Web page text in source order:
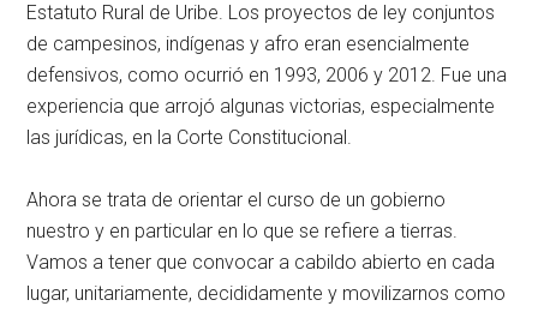
Estatuto Rural de Uribe. Los proyectos de ley conjuntos
de campesinos, indígenas y afro eran esencialmente
defensivos, como ocurrió en 1993, 2006 y 2012. Fue una
experiencia que arrojó algunas victorias, especialmente
las jurídicas, en la Corte Constitucional.
Ahora se trata de orientar el curso de un gobierno
nuestro y en particular en lo que se refiere a tierras.
Vamos a tener que convocar a cabildo abierto en cada
lugar, unitariamente, decididamente y movilizarnos como